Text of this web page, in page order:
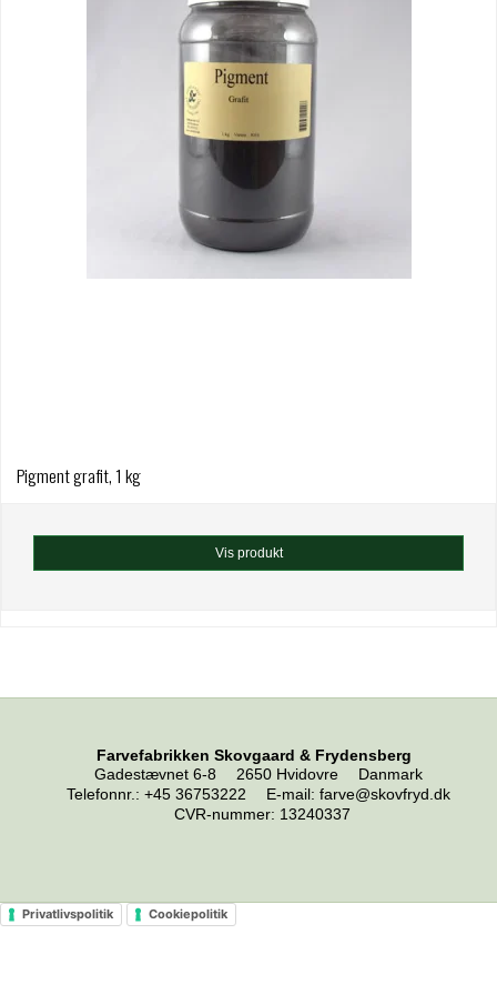
Pigment grafit, 1 kg
Vis produkt
Farvefabrikken Skovgaard & Frydensberg
Gadestævnet 6-8
2650 Hvidovre
Danmark
Telefonnr.: +45 36753222 E-mail: farve@skovfryd.dk
CVR-nummer: 13240337
Privatlivspolitik Cookiepolitik